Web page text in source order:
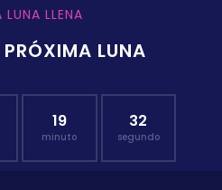
LLENA
LUNA
19
minuto
31
segundo